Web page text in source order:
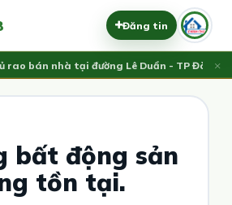
Đăng tin
rao bán nhà tại đường Lê Duẩn - TP Đà ×
bất động sản
tồn tại.